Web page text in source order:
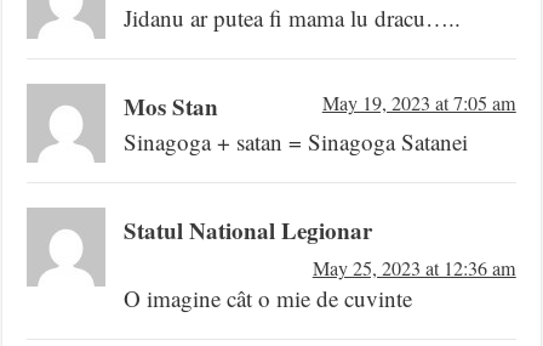
Jidanu ar putea fi mama lu dracu…..
Mos Stan May 19, 2023 at 7:05 am
Sinagoga + satan = Sinagoga Satanei
Statul National Legionar
May 25, 2023 at 12:36 am
O imagine cât o mie de cuvinte